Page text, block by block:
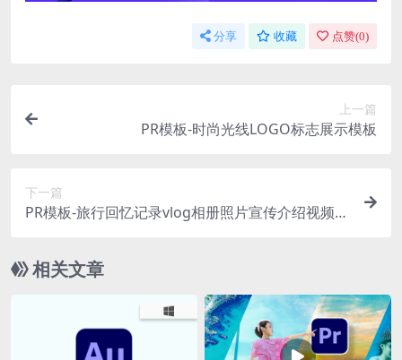
分享 收藏 点赞(0)
上一篇
PR模板-时尚光线LOGO标志展示模板
下一篇
PR模板-旅行回忆记录vlog相册照片宣传介绍视频模
相关文章